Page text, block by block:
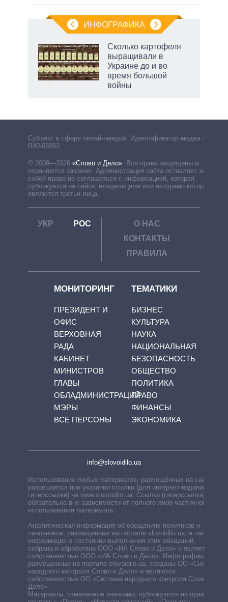
ИНФОГРАФИКА
Сколько картофеля
выращивали в
Украине до и во
время большой
войны
Субъект в сфере онлайн-медиа. Идентификатор медиа –
R40-05063
© 2009—2026 «Слово и Дело»
Все права защищены и
охраняются законом. Администрация сайта оставляет за
собой право не соглашаться с информацией, которая
публикуется на сайте, владельцами или авторами которой
являются третьи лица.
УКР РОС
О НАС
КОНТАКТЫ
ПРАВИЛА
МОНИТОРИНГ
ПРЕЗИДЕНТ И
ОФИС
ВЕРХОВНАЯ
РАДА
КАБИНЕТ
МИНИСТРОВ
ГЛАВЫ
ОБЛАДМИНИСТРАЦИЙ
МЭРЫ
ВСЕ ПЕРСОНЫ
ТЕМАТИКИ
БИЗНЕС
КУЛЬТУРА
НАУКА
НАЦИОНАЛЬНАЯ
БЕЗОПАСНОСТЬ
ОБЩЕСТВО
ПОЛИТИКА
ПРАВО
ФИНАНСЫ
ЭКОНОМИКА
info@slovoidilo.ua
Использование любых материалов, размещённых на сайте,
разрешается при указании ссылки (для интернет-изданий —
гиперссылки) на www.slovoidilo.ua. Ссылка (гиперссылка)
обязательна вне зависимости от полного либо частичного
использования материалов.
Аналитическая информация об обещаниях политиков и
чиновников, размещенных на портале slovoidilo.ua, а также
информация о состоянии выполнения этих обещаний,
собрана и обработана ООО «ИА Слово и Дело» и является
собственностью ООО «ИА Слово и Дело». Инфографики,
размещенные на портале slovoidilo.ua, созданы ОО «Система
народного контроля Слово и Дело» и являются
собственностью ОО «Система народного контроля Слово и
Дело».
Материалы, отмеченные значками, публикуются на правах